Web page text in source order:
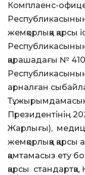
Комплаенс-
жемқорлыққа қарсы
қарашадағы №
арналған
Президентінің
Жарлығы),
жемқорлыққа
қамтамасыз ету
қарсы